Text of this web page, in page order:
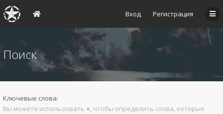
Вход Регистрация
Поиск
Ключевые слова:
Вы можете использовать +, чтобы определить слова, которые